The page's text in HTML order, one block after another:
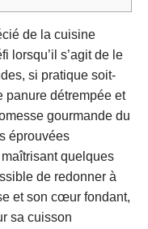
de la cuisine
lorsqu’il s’agit de le
si pratique soit-
panure détrempée et
gourmande du
éprouvées
quelques
de redonner à
et son cœur fondant,
sa cuisson